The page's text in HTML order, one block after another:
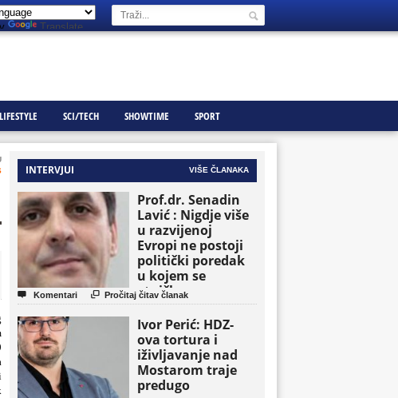
Translate
LIFESTYLE SCI/TECH SHOWTIME SPORT
INTERVJUI VIŠE ČLANAKA
Prof.dr. Senadin
Lavić : Nigdje više
u razvijenoj
Evropi ne postoji
politički poredak
u kojem se
etničke grupe
pojavljuju kao
osnovne političke
jedinice
 Komentari  Pročitaj čitav članak
Ivor Perić: HDZ-
ova tortura i
iživljavanje nad
Mostarom traje
predugo